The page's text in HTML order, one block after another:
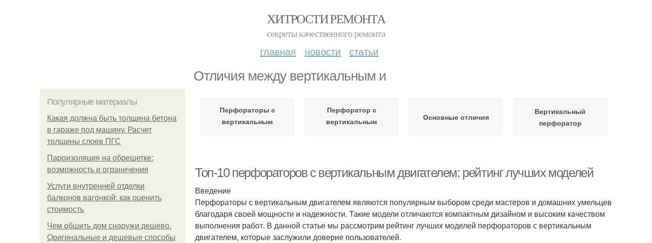
ХИТРОСТИ РЕМОНТА
секреты качественного ремонта
главная новости статьи
Отличия между вертикальным и
Популярные материалы
Какая должна быть толщина бетона
в гараже под машину. Расчет
толщины слоев ПГС
Пароизоляция на обрешетке:
возможность и ограничения
Услуги внутренней отделки
балконов вагонкой: как оценить
стоимость
Чем обшить дом снаружи дешево.
Оригинальные и дешевые способы
Перфораторы с
вертикальным
Перфоратор с
вертикальным
Основные отличия
Вертикальный
перфоратор
Топ-10 перфораторов с вертикальным двигателем: рейтинг лучших моделей
Введение
Перфораторы с вертикальным двигателем являются популярным выбором среди мастеров и домашних умельцев
благодаря своей мощности и надежности. Такие модели отличаются компактным дизайном и высоким качеством
выполнения работ. В данной статье мы рассмотрим рейтинг лучших моделей перфораторов с вертикальным
двигателем, которые заслужили доверие пользователей.